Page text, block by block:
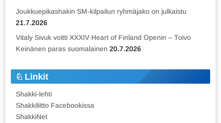
Joukkuepikashakin SM-kilpailun ryhmäjako on julkaistu
21.7.2026
Vitaly Sivuk voitti XXXIV Heart of Finland Openin – Toivo
Keinänen paras suomalainen 20.7.2026
Linkit
Shakki-lehti
Shakkiliitto Facebookissa
ShakkiNet